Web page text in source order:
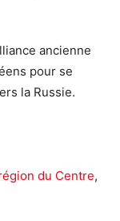
ancienne
pour se
la Russie.
du Centre,